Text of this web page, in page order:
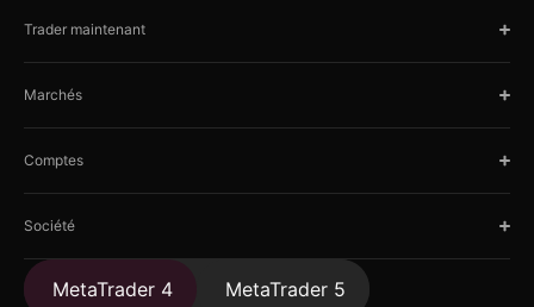
Trader maintenant
Marchés
Comptes
Société
MetaTrader 4 MetaTrader 5